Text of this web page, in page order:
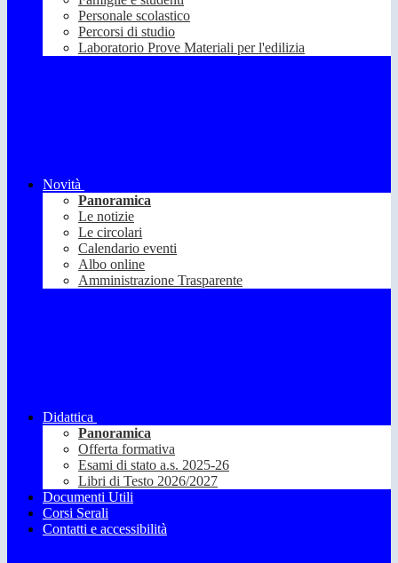
Personale scolastico
Percorsi di studio
Laboratorio Prove Materiali per l'edilizia
Novità
Panoramica
Le notizie
Le circolari
Calendario eventi
Albo online
Amministrazione Trasparente
Didattica
Panoramica
Offerta formativa
Esami di stato a.s. 2025-26
Libri di Testo 2026/2027
Documenti Utili
Corsi Serali
Contatti e accessibilità